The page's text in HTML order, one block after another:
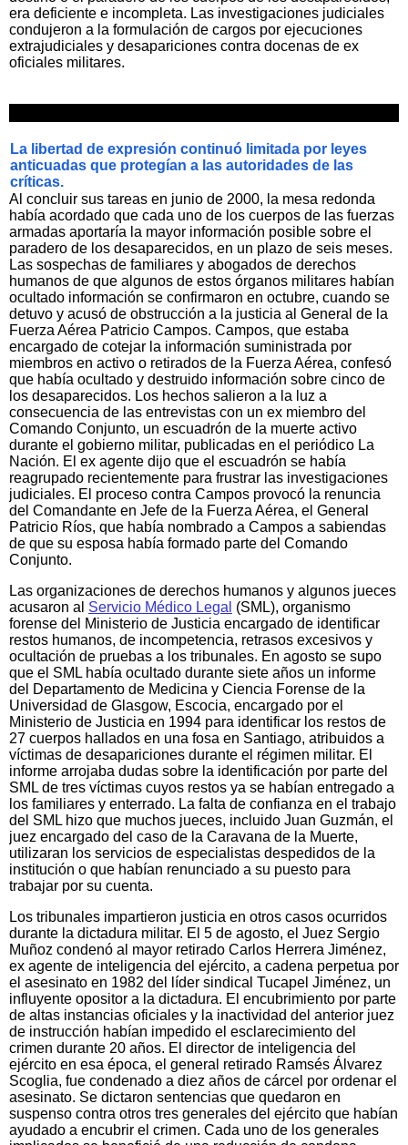
era deficiente e incompleta. Las investigaciones judiciales
condujeron a la formulación de cargos por ejecuciones
extrajudiciales y desapariciones contra docenas de ex
oficiales militares.
La libertad de expresión continuó limitada por leyes
anticuadas que protegían a las autoridades de las
críticas.
Al concluir sus tareas en junio de 2000, la mesa redonda
había acordado que cada uno de los cuerpos de las fuerzas
armadas aportaría la mayor información posible sobre el
paradero de los desaparecidos, en un plazo de seis meses.
Las sospechas de familiares y abogados de derechos
humanos de que algunos de estos órganos militares habían
ocultado información se confirmaron en octubre, cuando se
detuvo y acusó de obstrucción a la justicia al General de la
Fuerza Aérea Patricio Campos. Campos, que estaba
encargado de cotejar la información suministrada por
miembros en activo o retirados de la Fuerza Aérea, confesó
que había ocultado y destruido información sobre cinco de
los desaparecidos. Los hechos salieron a la luz a
consecuencia de las entrevistas con un ex miembro del
Comando Conjunto, un escuadrón de la muerte activo
durante el gobierno militar, publicadas en el periódico La
Nación. El ex agente dijo que el escuadrón se había
reagrupado recientemente para frustrar las investigaciones
judiciales. El proceso contra Campos provocó la renuncia
del Comandante en Jefe de la Fuerza Aérea, el General
Patricio Ríos, que había nombrado a Campos a sabiendas
de que su esposa había formado parte del Comando
Conjunto.
Las organizaciones de derechos humanos y algunos jueces
acusaron al Servicio Médico Legal (SML), organismo
forense del Ministerio de Justicia encargado de identificar
restos humanos, de incompetencia, retrasos excesivos y
ocultación de pruebas a los tribunales. En agosto se supo
que el SML había ocultado durante siete años un informe
del Departamento de Medicina y Ciencia Forense de la
Universidad de Glasgow, Escocia, encargado por el
Ministerio de Justicia en 1994 para identificar los restos de
27 cuerpos hallados en una fosa en Santiago, atribuidos a
víctimas de desapariciones durante el régimen militar. El
informe arrojaba dudas sobre la identificación por parte del
SML de tres víctimas cuyos restos ya se habían entregado a
los familiares y enterrado. La falta de confianza en el trabajo
del SML hizo que muchos jueces, incluido Juan Guzmán, el
juez encargado del caso de la Caravana de la Muerte,
utilizaran los servicios de especialistas despedidos de la
institución o que habían renunciado a su puesto para
trabajar por su cuenta.
Los tribunales impartieron justicia en otros casos ocurridos
durante la dictadura militar. El 5 de agosto, el Juez Sergio
Muñoz condenó al mayor retirado Carlos Herrera Jiménez,
ex agente de inteligencia del ejército, a cadena perpetua por
el asesinato en 1982 del líder sindical Tucapel Jiménez, un
influyente opositor a la dictadura. El encubrimiento por parte
de altas instancias oficiales y la inactividad del anterior juez
de instrucción habían impedido el esclarecimiento del
crimen durante 20 años. El director de inteligencia del
ejército en esa época, el general retirado Ramsés Álvarez
Scoglia, fue condenado a diez años de cárcel por ordenar el
asesinato. Se dictaron sentencias que quedaron en
suspenso contra otros tres generales del ejército que habían
ayudado a encubrir el crimen. Cada uno de los generales